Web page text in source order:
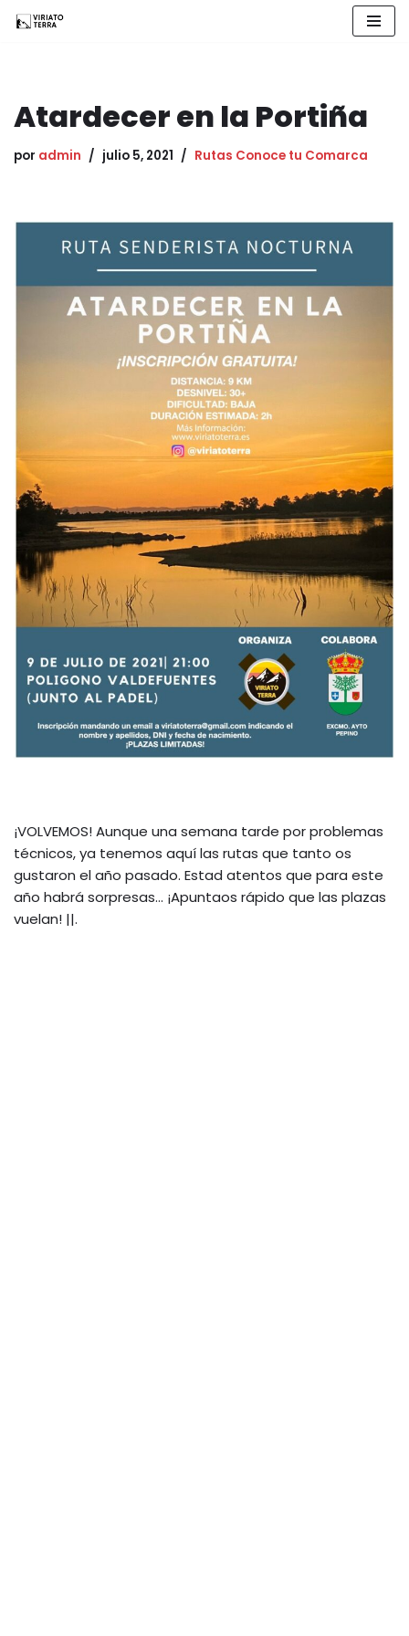
Atardecer en la Portiña
por admin julio 5, 2021 Rutas Conoce tu Comarca
¡VOLVEMOS! Aunque una semana tarde por problemas
técnicos, ya tenemos aquí las rutas que tanto os
gustaron el año pasado. Estad atentos que para este
año habrá sorpresas… ¡Apuntaos rápido que las plazas
vuelan! ||.